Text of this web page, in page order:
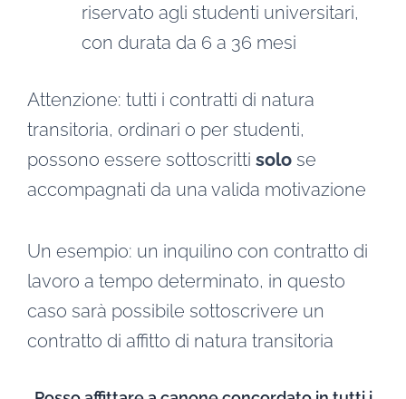
riservato agli studenti universitari,
con durata da 6 a 36 mesi
Attenzione: tutti i contratti di natura
transitoria, ordinari o per studenti,
possono essere sottoscritti solo se
accompagnati da una valida motivazione
Un esempio: un inquilino con contratto di
lavoro a tempo determinato, in questo
caso sarà possibile sottoscrivere un
contratto di affitto di natura transitoria